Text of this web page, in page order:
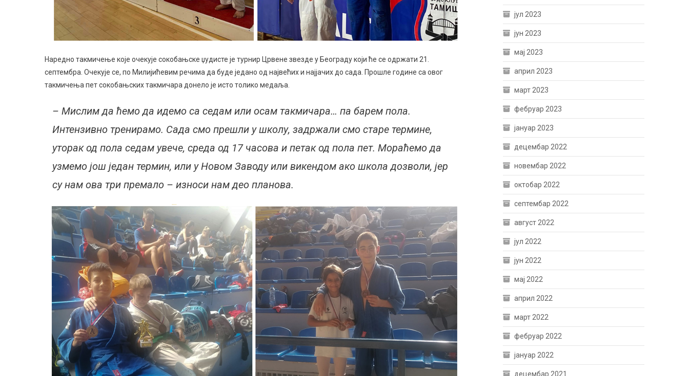
Наредно такмичење које очекује сокобањске џудисте је турнир Црвене звезде у Београду који ће се одржати 21.
септембра. Очекује се, по Милијићевим речима да буде једано од највећих и најјачих до сада. Прошле године са овог
такмичења пет сокобањских такмичара донело је исто толико медаља.
– Мислим да ћемо да идемо са седам или осам такмичара… па барем пола.
Интензивно тренирамо. Сада смо прешли у школу, задржали смо старе термине,
уторак од пола седам увече, среда од 17 часова и петак од пола пет. Мораћемо да
узмемо још један термин, или у Новом Заводу или викендом ако школа дозволи, јер
су нам ова три премало – износи нам део планова.
јул 2023
јун 2023
мај 2023
април 2023
март 2023
фебруар 2023
јануар 2023
децембар 2022
новембар 2022
октобар 2022
септембар 2022
август 2022
јул 2022
јун 2022
мај 2022
април 2022
март 2022
фебруар 2022
јануар 2022
децембар 2021